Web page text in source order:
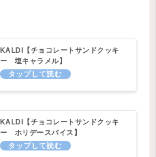
KALDI【チョコレートサンドクッキ
ー 塩キャラメル】
KALDI【チョコレートサンドクッキ
ー ホリデースパイス】